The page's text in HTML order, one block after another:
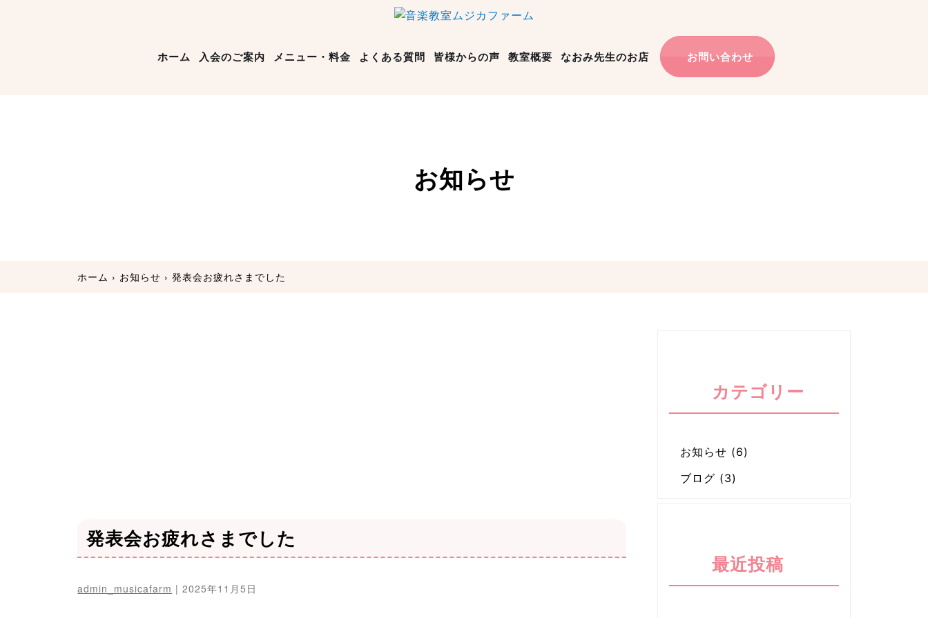
ホーム 入会のご案内 メニュー・料金 よくある質問 皆様からの声 教室概要 なおみ先生のお店 お問い合わせ
お知らせ
ホーム › お知らせ › 発表会お疲れさまでした
発表会お疲れさまでした
admin_musicafarm |2025年11月5日
カテゴリー
お知らせ (6)
ブログ (3)
最近投稿